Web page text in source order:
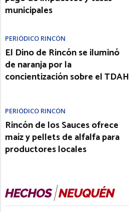
municipales
PERIÓDICO RINCÓN
El Dino de Rincón se iluminó
de naranja por la
concientización sobre el TDAH
PERIÓDICO RINCÓN
Rincón de los Sauces ofrece
maíz y pellets de alfalfa para
productores locales